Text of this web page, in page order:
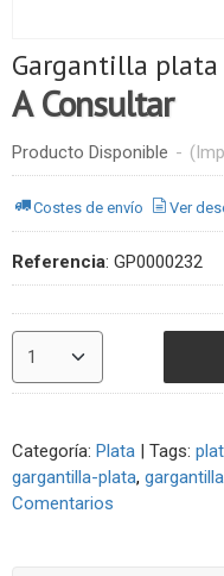
Gargantilla
A Consultar
Producto Disponible -
Costes de envío Ver
Referencia: GP0000232
Categoría: Plata | Tags:
gargantilla-plata
Comentarios